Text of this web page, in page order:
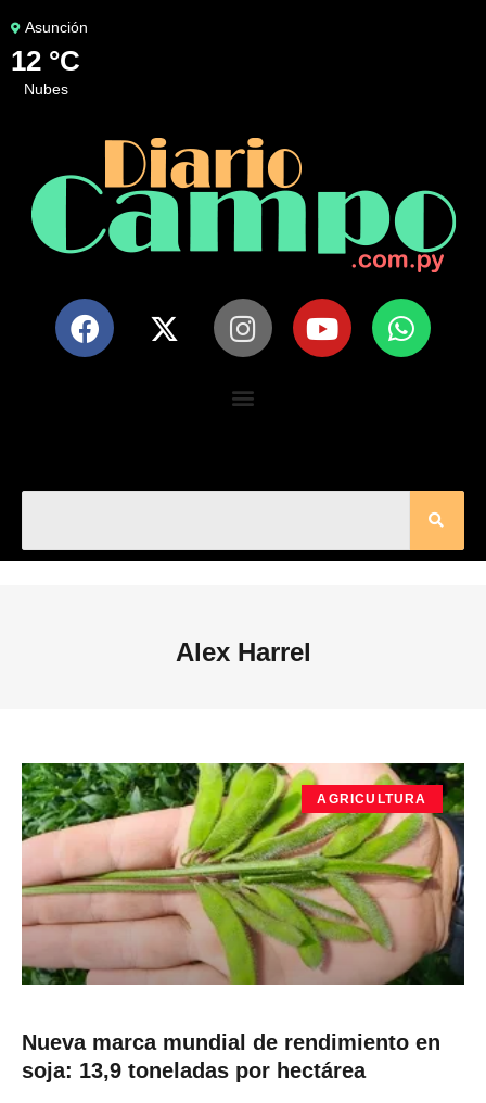
Asunción
12 °C
nubes
Alex Harrel
AGRICULTURA
Nueva marca mundial de rendimiento en
soja: 13,9 toneladas por hectárea